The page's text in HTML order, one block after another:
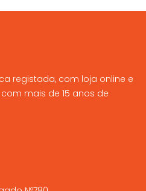
registada, com loja online e
mais de 15 anos de